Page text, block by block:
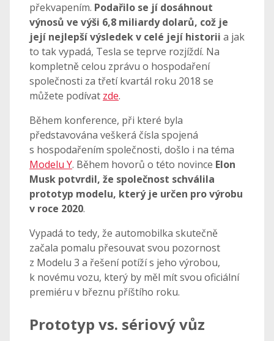
překvapením. Podařilo se jí dosáhnout
výnosů ve výši 6,8 miliardy dolarů, což je
její nejlepší výsledek v celé její historii a jak
to tak vypadá, Tesla se teprve rozjíždí. Na
kompletně celou zprávu o hospodaření
společnosti za třetí kvartál roku 2018 se
můžete podívat zde.
Během konference, při které byla
představována veškerá čísla spojená
s hospodařením společnosti, došlo i na téma
Modelu Y. Během hovorů o této novince Elon
Musk potvrdil, že společnost schválila
prototyp modelu, který je určen pro výrobu
v roce 2020.
Vypadá to tedy, že automobilka skutečně
začala pomalu přesouvat svou pozornost
z Modelu 3 a řešení potíží s jeho výrobou,
k novému vozu, který by měl mít svou oficiální
premiéru v březnu příštího roku.
Prototyp vs. sériový vůz